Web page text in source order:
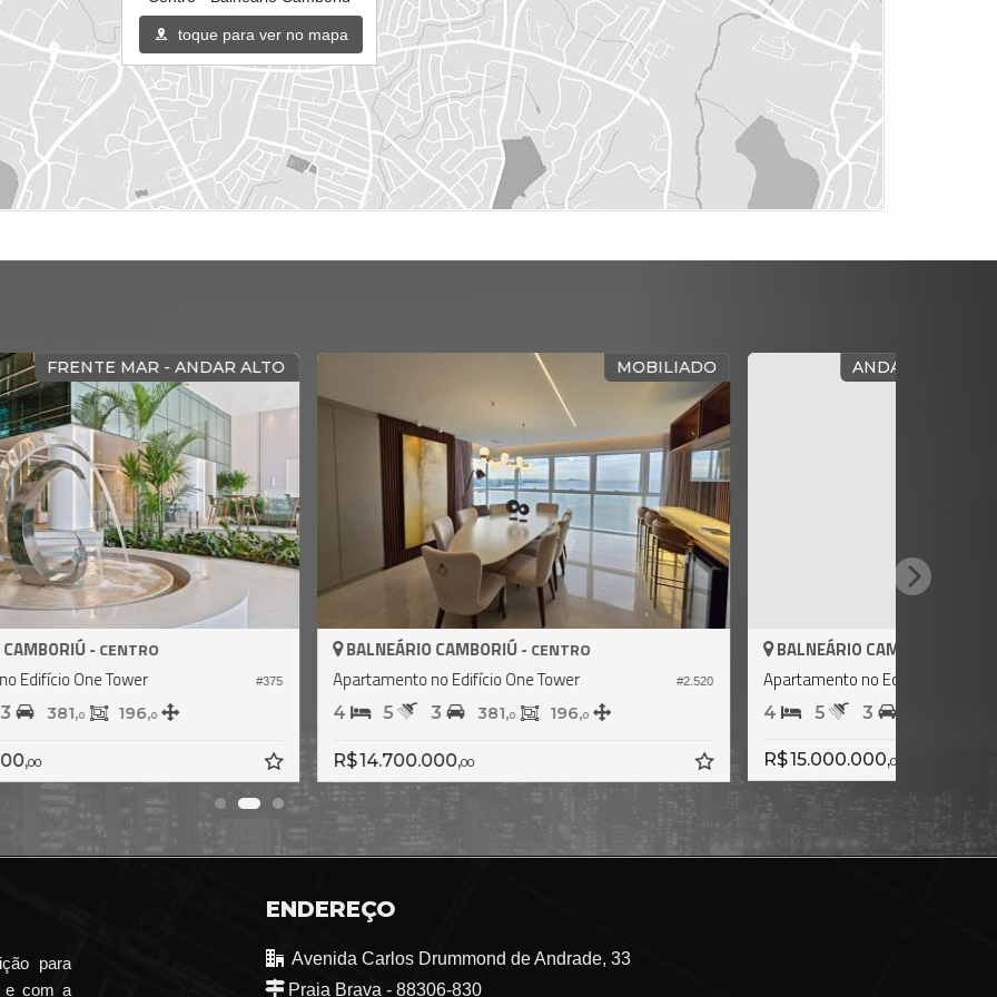
toque para ver no mapa
FRENTE MAR - ANDAR ALTO
#473
BALNEÁRIO CAMBORIÚ -
Apartamento no Edifício One Tower
4 5 3
FRENTE MAR MAIS ALTO DO BRASIL
#864
BALNEÁRIO CAMBORIÚ -
Apartamento no Edifício One Tower
4 5 3
para
e com a
ENDEREÇO
Avenida Carlos Drummond de Andrade, 33
Praia Brava - 88306-830